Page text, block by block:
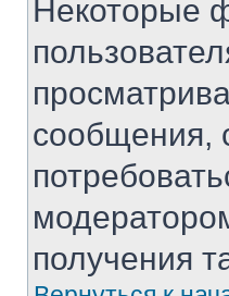
Некоторые
сообщения,
получения